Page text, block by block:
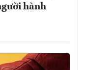
hành